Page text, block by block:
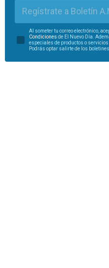
Regístrate a Boletín
Al someter tu correo electrónico,
Condiciones de El Nuevo Día.
especiales de productos o
Podrás optar salirte de los